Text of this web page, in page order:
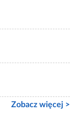
Zobacz więcej >